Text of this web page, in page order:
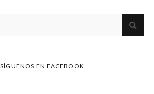
SÍGUENOS EN FACEBOOK